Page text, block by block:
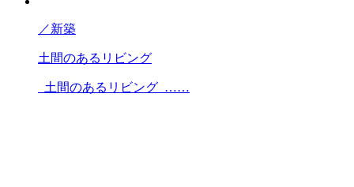
／新築
土間のあるリビング
土間のあるリビング ……